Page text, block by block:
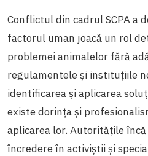
Conflictul din cadrul SCPA a
factorul uman joacă un rol
problemei animalelor fără
regulamentele și instituțiile
identificarea și aplicarea
existe dorința și
aplicarea lor. Autoritățile
încredere în activiștii și